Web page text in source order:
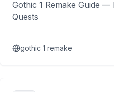
Gothic 1 Remake Guide —
Quests
gothic 1 remake